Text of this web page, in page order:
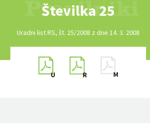
Številka 25
Uradni list RS, št. 25/2008 z dne 14. 3. 2008